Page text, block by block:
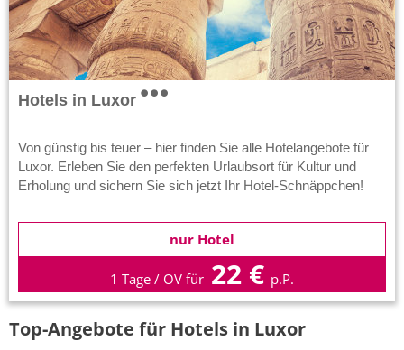
Hotels in Luxor
Von günstig bis teuer – hier finden Sie alle Hotelangebote für
Luxor. Erleben Sie den perfekten Urlaubsort für Kultur und
Erholung und sichern Sie sich jetzt Ihr Hotel-Schnäppchen!
nur Hotel
1 Tage / OV für 22 € p.P.
Top-Angebote für Hotels in Luxor